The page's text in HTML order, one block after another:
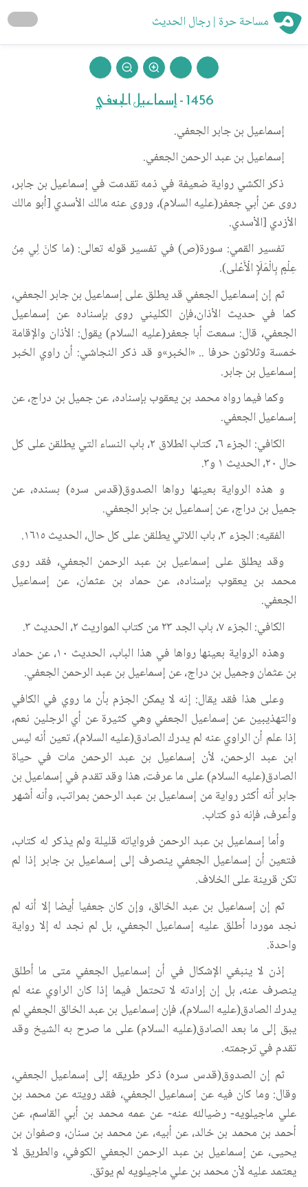
مساحة حرة | رجال الحديث
1456 - إسماعيل الجعفي
إسماعيل بن جابر الجعفي.
إسماعيل بن عبد الرحمن الجعفي.
ذكر الكشي رواية ضعيفة في ذمه تقدمت في إسماعيل بن جابر،
روى عن أبي جعفر(عليه السلام)، وروى عنه مالك الأسدي [أبو مالك
الأزدي [الأسدي.
تفسير القمي: سورة(ص) في تفسير قوله تعالى: (ما كانَ لِي مِنْ
عِلْمٍ بِالْمَلَإِ الْأَعْلى).
ثم إن إسماعيل الجعفي قد يطلق على إسماعيل بن جابر الجعفي،
كما في حديث الأذان،فإن الكليني روى بإسناده عن إسماعيل
الجعفي، قال: سمعت أبا جعفر(عليه السلام) يقول: الأذان والإقامة
خمسة وثلاثون حرفا .. «الخبر»و قد ذكر النجاشي: أن راوي الخبر
إسماعيل بن جابر.
وكما فيما رواه محمد بن يعقوب بإسناده، عن جميل بن دراج، عن
إسماعيل الجعفي.
الكافي: الجزء ٦، كتاب الطلاق ٢، باب النساء التي يطلقن على كل
حال ٢٠، الحديث ١ و٣.
و هذه الرواية بعينها رواها الصدوق(قدس سره) بسنده، عن
جميل بن دراج، عن إسماعيل بن جابر الجعفي.
الفقيه: الجزء ٣، باب اللاتي يطلقن على كل حال، الحديث ١٦١٥.
وقد يطلق على إسماعيل بن عبد الرحمن الجعفي، فقد روى
محمد بن يعقوب بإسناده، عن حماد بن عثمان، عن إسماعيل
الجعفي.
الكافي: الجزء ٧، باب الجد ٢٣ من كتاب المواريث ٢، الحديث ٣.
وهذه الرواية بعينها رواها في هذا الباب، الحديث ١٠، عن حماد
بن عثمان وجميل بن دراج، عن إسماعيل بن عبد الرحمن الجعفي.
وعلى هذا فقد يقال: إنه لا يمكن الجزم بأن ما روي في الكافي
والتهذيبين عن إسماعيل الجعفي وهي كثيرة عن أي الرجلين نعم،
إذا علم أن الراوي عنه لم يدرك الصادق(عليه السلام)، تعين أنه ليس
ابن عبد الرحمن، لأن إسماعيل بن عبد الرحمن مات في حياة
الصادق(عليه السلام) على ما عرفت، هذا وقد تقدم في إسماعيل بن
جابر أنه أكثر رواية من إسماعيل بن عبد الرحمن بمراتب، وأنه أشهر
وأعرف، فإنه ذو كتاب.
وأما إسماعيل بن عبد الرحمن فرواياته قليلة ولم يذكر له كتاب،
فتعين أن إسماعيل الجعفي ينصرف إلى إسماعيل بن جابر إذا لم
تكن قرينة على الخلاف.
ثم إن إسماعيل بن عبد الخالق، وإن كان جعفيا أيضا إلا أنه لم
نجد موردا أطلق عليه إسماعيل الجعفي، بل لم نجد له إلا رواية
واحدة.
إذن لا ينبغي الإشكال في أن إسماعيل الجعفي متى ما أطلق
ينصرف عنه، بل إن إرادته لا تحتمل فيما إذا كان الراوي عنه لم
يدرك الصادق(عليه السلام)، فإن إسماعيل بن عبد الخالق الجعفي لم
يبق إلى ما بعد الصادق(عليه السلام) على ما صرح به الشيخ وقد
تقدم في ترجمته.
ثم إن الصدوق(قدس سره) ذكر طريقه إلى إسماعيل الجعفي،
وقال: وما كان فيه عن إسماعيل الجعفي، فقد رويته عن محمد بن
علي ماجيلويه- رضيالله عنه- عن عمه محمد بن أبي القاسم، عن
أحمد بن محمد بن خالد، عن أبيه، عن محمد بن سنان، وصفوان بن
يحيى، عن إسماعيل بن عبد الرحمن الجعفي الكوفي، والطريق لا
يعتمد عليه لأن محمد بن علي ماجيلويه لم يوثق.